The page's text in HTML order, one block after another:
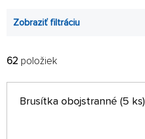
Zobraziť filtráciu
FILTROVAŤ:
62 položiek
Brusítka obojstranné (5 ks)